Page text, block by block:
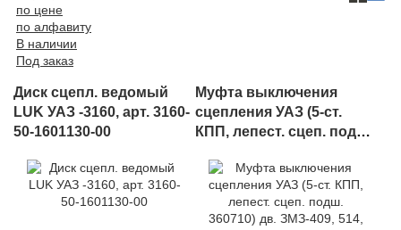
по цене
по алфавиту
В наличии
Под заказ
Диск сцепл. ведомый
LUK УАЗ -3160, арт. 3160-
50-1601130-00
Муфта выключения
сцепления УАЗ (5-ст.
КПП, лепест. сцеп. подш.
арт. 31605-1601180-01